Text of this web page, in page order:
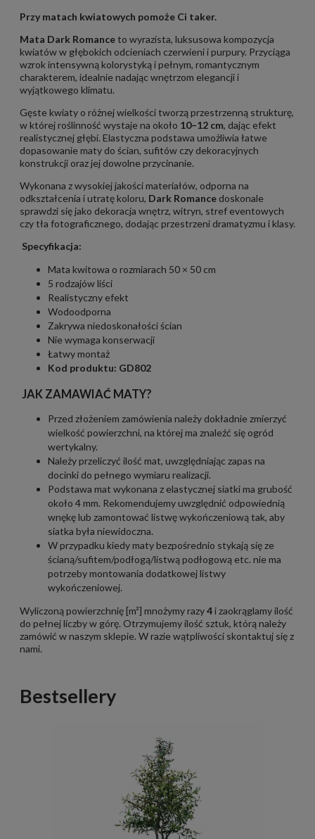
Przy matach kwiatowych pomoże Ci taker.
Mata Dark Romanceto wyrazista, luksusowa kompozycja
kwiatów w głębokich odcieniach czerwieni i purpury. Przyciąga
wzrok intensywną kolorystyką i pełnym, romantycznym
charakterem, idealnie nadając wnętrzom elegancji i
wyjątkowego klimatu.
Gęste kwiaty o różnej wielkości tworzą przestrzenną strukturę,
w której roślinność wystaje na około 10–12 cm, dając efekt
realistycznej głębi. Elastyczna podstawa umożliwia łatwe
dopasowanie maty do ścian, sufitów czy dekoracyjnych
konstrukcji oraz jej dowolne przycinanie.
Wykonana z wysokiej jakości materiałów, odporna na
odkształcenia i utratę koloru, Dark Romance doskonale
sprawdzi się jako dekoracja wnętrz, witryn, stref eventowych
czy tła fotograficznego, dodając przestrzeni dramatyzmu i klasy.
Specyfikacja:
Mata kwitowa o rozmiarach 50 × 50 cm
5 rodzajów liści
Realistyczny efekt
Wodoodporna
Zakrywa niedoskonałości ścian
Nie wymaga konserwacji
Łatwy montaż
Kod produktu: GD802
JAK ZAMAWIAĆ MATY?
Przed złożeniem zamówienia należy dokładnie zmierzyć
wielkość powierzchni, na której ma znaleźć się ogród
wertykalny.
Należy przeliczyć ilość mat, uwzględniając zapas na
docinki do pełnego wymiaru realizacji.
Podstawa mat wykonana z elastycznej siatki ma grubość
około 4 mm. Rekomendujemy uwzględnić odpowiednią
wnękę lub zamontować listwę wykończeniową tak, aby
siatka była niewidoczna.
W przypadku kiedy maty bezpośrednio stykają się ze
ścianą/sufitem/podłogą/listwą podłogową etc. nie ma
potrzeby montowania dodatkowej listwy
wykończeniowej.
Wyliczoną powierzchnię [m²] mnożymy razy4i zaokrąglamy ilość
do pełnej liczby w górę. Otrzymujemy ilość sztuk, którą należy
zamówić w naszym sklepie. W razie wątpliwości skontaktuj się z
nami.
Bestsellery